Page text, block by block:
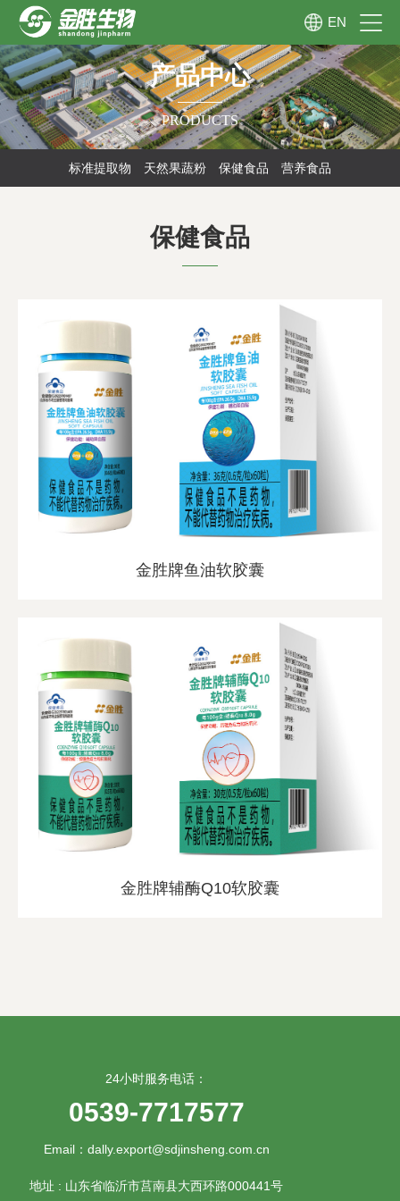
首页
公司简介
联系我们
EN
产品中心
PRODUCTS
标准提取物 天然果蔬粉 保健食品 营养食品
保健食品
金胜牌鱼油软胶囊
金胜牌辅酶Q10软胶囊
24小时服务电话：
0539-7717577
Email：dally.export@sdjinsheng.com.cn
地址 : 山东省临沂市莒南县大西环路000441号